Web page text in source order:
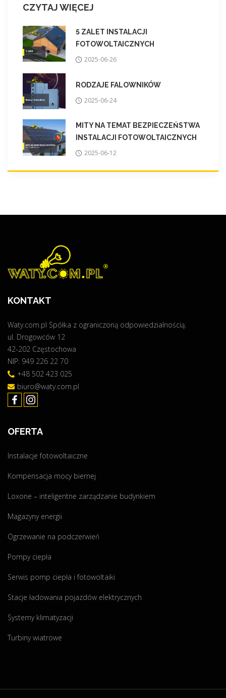
CZYTAJ WIĘCEJ
5 ZALET INSTALACJI
FOTOWOLTAICZNYCH
2025-06-26
RODZAJE FALOWNIKÓW
2025-06-24
MITY NA TEMAT BEZPIECZEŃSTWA
INSTALACJI FOTOWOLTAICZNYCH
2025-06-12
KONTAKT
Waty.com.pl Spółka z ograniczoną odpowiedzialnością.
ul. Drogowców 12
42-202 Częstochowa
NIP: 949 226 22 70
+48 502 423 025
biuro@waty.com.pl
OFERTA
Instalacje fotowoltaiczne
Kompensacja mocy biernej
Loxone – inteligentne zarządzanie budynkiem
Magazyny energii
Ogrzewanie na podczerwień
Pompy ciepła
Serwis pomp ciepła i fotowoltaiki
Stacje ładowania pojazdów elektrycznych
Systemy klimatyzacji
Turbiny wiatrowe